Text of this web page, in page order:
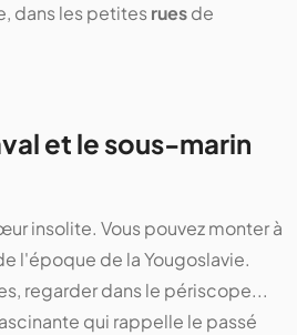
dans les petitesruesde
et le sous-marin
insolite. Vous pouvez monter à
l'époque de la Yougoslavie.
regarder dans le périscope...
qui rappelle le passé